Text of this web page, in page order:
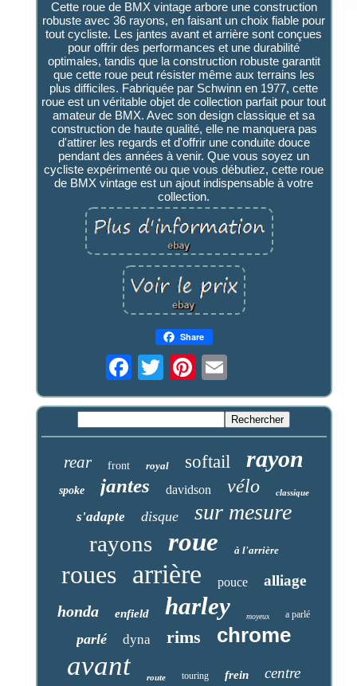
Cette roue de BMX vintage arbore une construction
robuste avec 36 rayons, en faisant un choix fiable pour
tout cycliste. Les jantes avant et arrière sont conçues
pour offrir des performances et une durabilité
optimales, tandis que la construction robuste garantit
que cette roue peut résister même aux terrains les
plus difficiles. Fabriquée par Schwinn en 1977, cette
roue est un véritable objet de collection parfait pour tout
amateur de BMX. Avec son design classique et sa
construction de haute qualité, elle ne manquera pas
d'attirer les regards et d'offrir une conduite douce
pendant des années à venir. Que vous soyez un
cycliste expérimenté ou que vous débutiez, cette roue
de BMX vintage est un ajout indispensable à votre
collection.
Share
rear front royal softail rayon
spoke jantes davidson vélo classique
s'adapte disque sur mesure
rayons roue à l'arrière
roues arrière pouce alliage
honda enfield harley moyeux a parlé
parlé dyna rims chrome
avant route touring frein centre